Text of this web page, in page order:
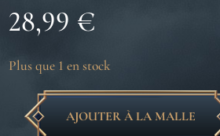
28,99 €
Plus que 1 en stock
quantité
AJOUTER À LA MALLE